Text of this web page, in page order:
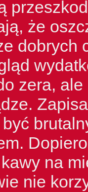
że
dobrych
zera,
na
nie